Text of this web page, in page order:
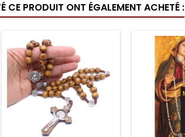
CE PRODUIT ONT ÉGALEMENT ACHETÉ :